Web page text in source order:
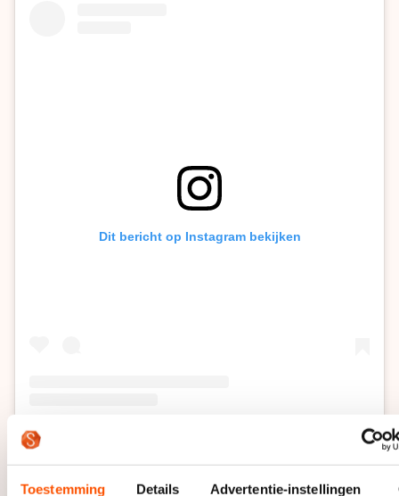
Toestemming Details Advertentie-instellingen
Dit bericht op Instagram bekijken
Een bericht gedeeld door Pien Hersman (@pienhersman)